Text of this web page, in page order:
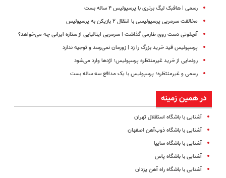
رسمی | هافبک لیگ برتری با پرسپولیس ۴ ساله بست
مخالفت سرمربی پرسپولیسی با انتقال ۲ بازیکن به پرسپولیس
آنچلوتی دست روی طارمی گذاشت | سرمربی ایتالیایی از ستاره ایرانی چه می‌خواهد؟
پرسپولیس قید خرید بزرگ را زد | زورمان نمی‌رسد و توجیه ندارد
رونمایی از خرید غیرمنتظره پرسپولیس؛ اژدها وارد می‌شود
رسمی و غیرمنتظره؛ پرسپولیس با یک مدافع سه ساله بست
در همین زمینه
آشنایی با باشگاه استقلال تهران
آشنایی با باشگاه ذوب‌آهن اصفهان
آشنایی با باشگاه سایپا
آشنایی با باشگاه پاس
آشنایی با باشگاه راه آهن یزدان